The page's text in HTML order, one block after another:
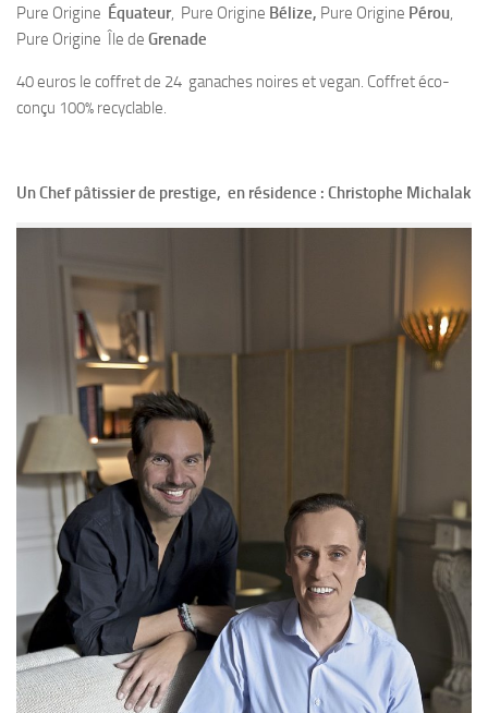
Pure Origine Équateur, Pure Origine Bélize, Pure Origine Pérou,
Pure Origine Île de Grenade
40 euros le coffret de 24 ganaches noires et vegan. Coffret éco-
conçu 100% recyclable.
Un Chef pâtissier de prestige, en résidence : Christophe Michalak